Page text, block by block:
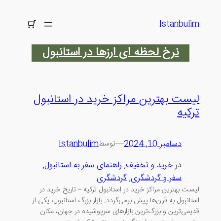
Istanbulim
نرخ لحظه ای ارزها در استانبول
لیست بهترین مراکز خرید در استانبول
ترکیه
دسامبر 10, 2024 —توسطIstanbulim
درخرید و تخفیف, راهنمای سفر به استانبول,
سفر و گردشگری, گردشگری
لیست بهترین مراکز خرید در استانبول ترکیه – تاریخ خرید در
استانبول به قرن‌ها پیش برمی‌گردد. بازار بزرگ استانبول، یکی از
قدیمی‌ترین و بزرگ‌ترین بازارهای سرپوشیده در جهان، مکان